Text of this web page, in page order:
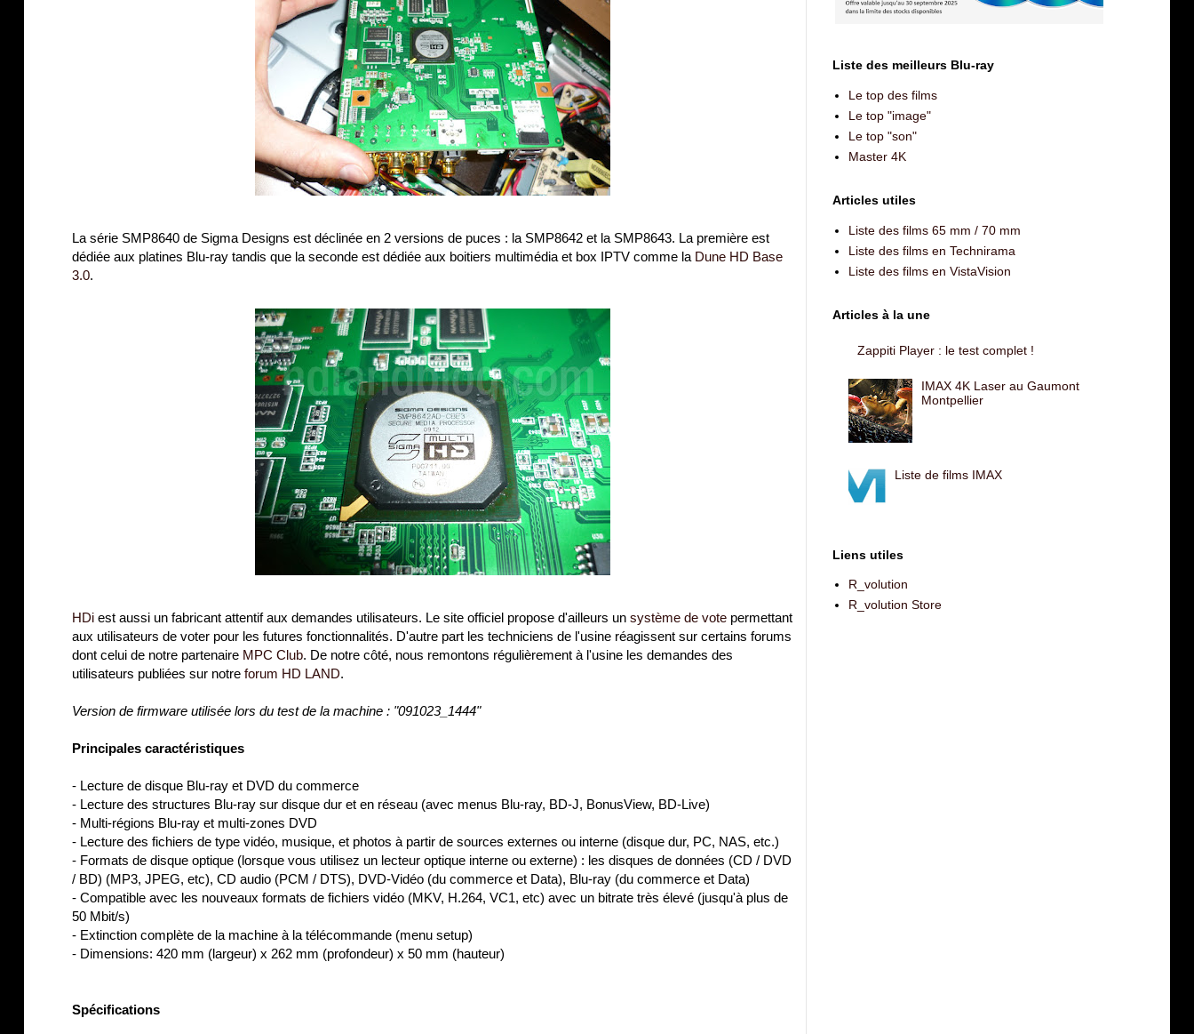
La série SMP8640 de Sigma Designs est déclinée en 2 versions de puces : la SMP8642 et la SMP8643. La première est
dédiée aux platines Blu-ray tandis que la seconde est dédiée aux boitiers multimédia et box IPTV comme la Dune HD Base
3.0.
HDi est aussi un fabricant attentif aux demandes utilisateurs. Le site officiel propose d'ailleurs un système de vote permettant
aux utilisateurs de voter pour les futures fonctionnalités. D'autre part les techniciens de l'usine réagissent sur certains forums
dont celui de notre partenaire MPC Club. De notre côté, nous remontons régulièrement à l'usine les demandes des
utilisateurs publiées sur notre forum HD LAND.
Version de firmware utilisée lors du test de la machine : "091023_1444"
Principales caractéristiques
- Lecture de disque Blu-ray et DVD du commerce
- Lecture des structures Blu-ray sur disque dur et en réseau (avec menus Blu-ray, BD-J, BonusView, BD-Live)
- Multi-régions Blu-ray et multi-zones DVD
- Lecture des fichiers de type vidéo, musique, et photos à partir de sources externes ou interne (disque dur, PC, NAS, etc.)
- Formats de disque optique (lorsque vous utilisez un lecteur optique interne ou externe) : les disques de données (CD / DVD
/ BD) (MP3, JPEG, etc), CD audio (PCM / DTS), DVD-Vidéo (du commerce et Data), Blu-ray (du commerce et Data)
- Compatible avec les nouveaux formats de fichiers vidéo (MKV, H.264, VC1, etc) avec un bitrate très élevé (jusqu'à plus de
50 Mbit/s)
- Extinction complète de la machine à la télécommande (menu setup)
- Dimensions: 420 mm (largeur) x 262 mm (profondeur) x 50 mm (hauteur)
Spécifications
Liste des meilleurs Blu-ray
Le top des films
Le top "image"
Le top "son"
Master 4K
Articles utiles
Liste des films 65 mm / 70 mm
Liste des films en Technirama
Liste des films en VistaVision
Articles à la une
Zappiti Player : le test complet !
IMAX 4K Laser au Gaumont
Montpellier
Liste de films IMAX
Liens utiles
R_volution
R_volution Store